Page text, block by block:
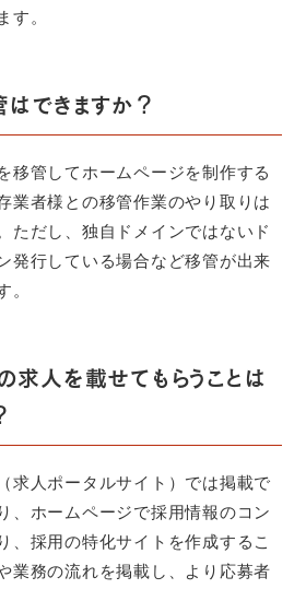
す。
はできますか？
移管してホームページを制作する
業者様との移管作業のやり取りは
ただし、独自ドメインではないド
発行している場合など移管が出来
。
求人を載せてもらうことは
求人ポータルサイト）では掲載で
、ホームページで採用情報のコン
、採用の特化サイトを作成するこ
業務の流れを掲載し、より応募者